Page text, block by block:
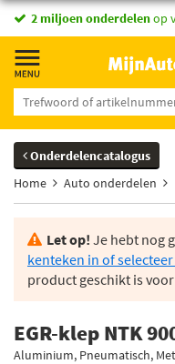
2 miljoen onderdelenop
Onderdelencatalogus
Home
Auto onderdelen
Let op! Je hebt nog
kenteken in of
product geschikt is
EGR-klep NTK
Aluminium, Pneumatisch,